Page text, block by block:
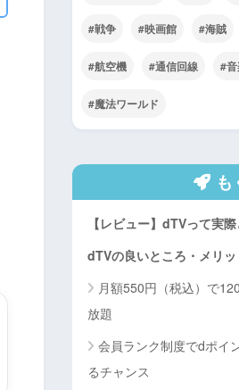
戦争 映画館 海賊
航空機 通信回線
魔法ワールド
も
【レビュー】dTVって実
dTVの良いところ・メリッ
月額550円（税込）で
放題
会員ランク制度でdポイ
るチャンス